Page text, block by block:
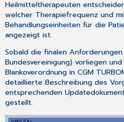
4.7
Impfstoff
„Valneva“
-
Keine
Zertifikatsausstellung
möglich
4.8
CGM
Meldungen
Heilmitteltherapeuten
welcher Therapiefrequenz und
Behandlungseinheiten für die
angezeigt ist.
Sobald die finalen
Bundesvereinigung) vorliegen
Blankoverordnung in CGM
detaillierte Beschreibung des
entsprechenden
gestellt.